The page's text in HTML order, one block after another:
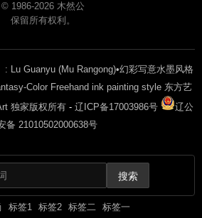
© 1986-2026 木然公
保留所有权利。
: Lu Guanyu (Mu Rangong)•幻彩写意水墨风格
Color Freehand ink painting style 东方艺
独家版权所有- 辽ICP备17003986号
辽公
备 21010502000638号
搜索
标签1 标签2 标签二 标签一